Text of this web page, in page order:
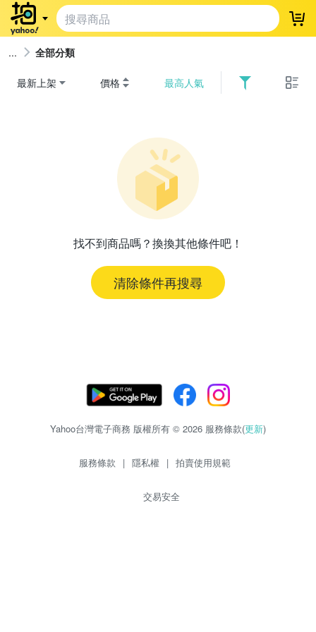
登
全部分類
最新上架 價格 最高人氣
找不到商品嗎？換換其他條件吧！
清除條件再搜尋
Yahoo台灣電子商務 版權所有 © 2026 服務條款(更新)
服務條款 | 隱私權 | 拍賣使用規範
交易安全